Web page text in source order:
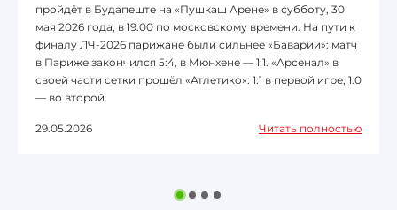
пройдёт в Будапеште на «Пушкаш Арене» в субботу, 30
мая 2026 года, в 19:00 по московскому времени. На пути к
финалу ЛЧ-2026 парижане были сильнее «Баварии»: матч
в Париже закончился 5:4, в Мюнхене — 1:1. «Арсенал» в
своей части сетки прошёл «Атлетико»: 1:1 в первой игре, 1:0
— во второй.
29.05.2026 Читать полностью